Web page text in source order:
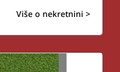
Više o nekretnini >